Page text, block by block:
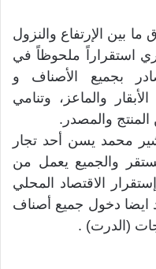
بين الإرتفاع والنزول
استقراراً ملحوظاً في
بجميع الأصناف و
والماعز، وتنامي
المنتج والمصدر.
محمد يسن أحد تجار
والجميع يعمل من
الاقتصاد المحلي
دخول جميع أصناف
(الدرت) .